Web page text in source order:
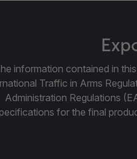
information contained in
Traffic in Arms
Administration Regulations
for the final